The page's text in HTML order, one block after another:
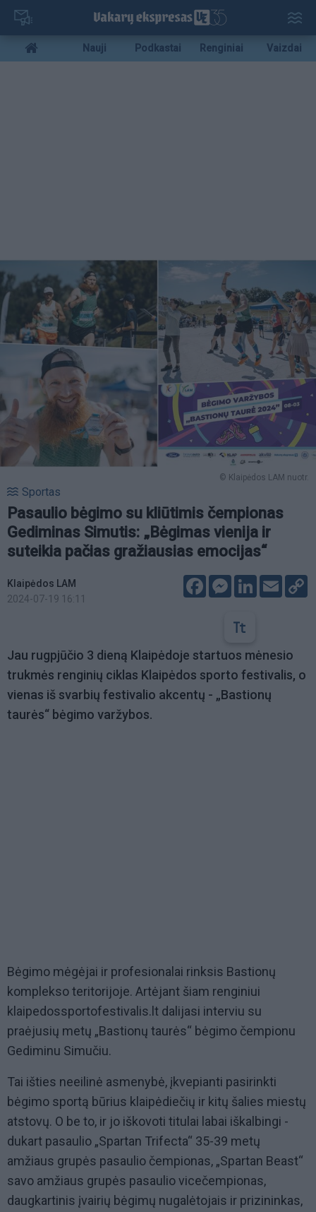
Pereiti
pagrindinį
turinį
Mobile
menu
Nauji Podkastai Renginiai Vaizdai
© Klaipėdos LAM nuotr.
Sportas
Pasaulio bėgimo su kliūtimis čempionas
Gediminas Simutis: „Bėgimas vienija ir
suteikia pačias gražiausias emocijas“
Klaipėdos LAM
2024-07-19 16:11
FacebookMessenger
LinkedIn
Email
Jau rugpjūčio 3 dieną Klaipėdoje startuos mėnesio
trukmės renginių ciklas Klaipėdos sporto festivalis, o
vienas iš svarbių festivalio akcentų - „Bastionų
taurės“ bėgimo varžybos.
Bėgimo mėgėjai ir profesionalai rinksis Bastionų
komplekso teritorijoje. Artėjant šiam renginiui
klaipedossportofestivalis.lt dalijasi interviu su
praėjusių metų „Bastionų taurės“ bėgimo čempionu
Gediminu Simučiu.
Tai išties neeilinė asmenybė, įkvepianti pasirinkti
bėgimo sportą būrius klaipėdiečių ir kitų šalies miestų
atstovų. O be to, ir jo iškovoti titulai labai iškalbingi -
dukart pasaulio „Spartan Trifecta“ 35-39 metų
amžiaus grupės pasaulio čempionas, „Spartan Beast“
savo amžiaus grupės pasaulio vicečempionas,
daugkartinis įvairių bėgimų nugalėtojais ir prizininkas,